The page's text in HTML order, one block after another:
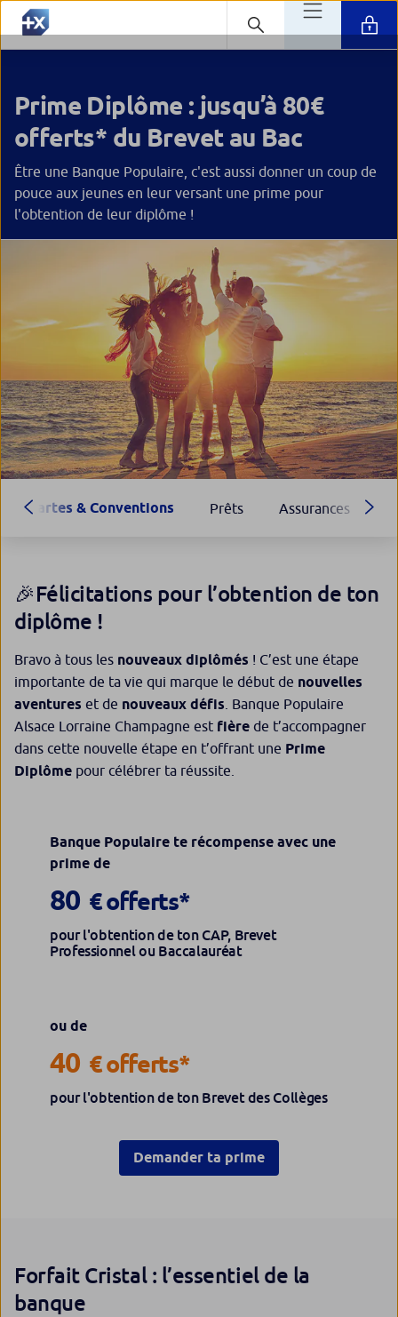
Prime Diplôme : jusqu’à 80€
offerts* du Brevet au Bac
Être une Banque Populaire, c'est aussi donner un coup de
pouce aux jeunes en leur versant une prime pour
l'obtention de leur diplôme !
Cartes & Conventions Prêts Assurances
🎉Félicitations pour l’obtention de ton
diplôme !
Bravo à tous les nouveaux diplômés ! C’est une étape
importante de ta vie qui marque le début de nouvelles
aventures et de nouveaux défis . Banque Populaire
Alsace Lorraine Champagne est fière de t’accompagner
dans cette nouvelle étape en t’offrant une Prime
Diplôme pour célébrer ta réussite.
Banque Populaire te récompense avec une
prime de
80 € offerts*
pour l'obtention de ton CAP, Brevet
Professionnel ou Baccalauréat
ou de
40 € offerts*
pour l'obtention de ton Brevet des Collèges
Demander ta prime
Forfait Cristal : l’essentiel de la
banque